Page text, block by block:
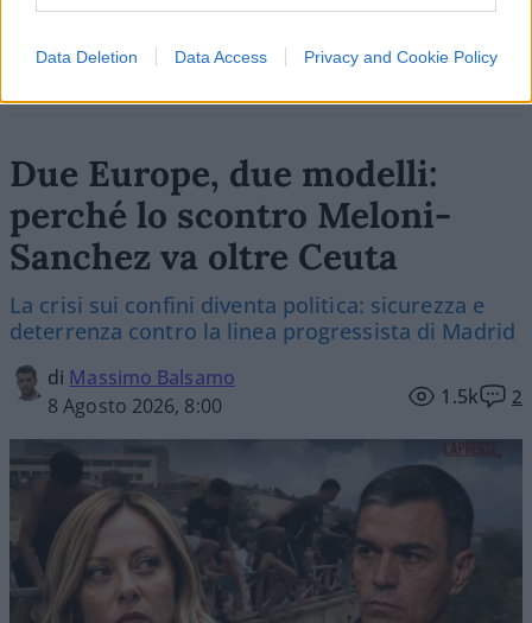
Data Deletion Data Access Privacy and Cookie Policy
Due Europe, due modelli:
perché lo scontro Meloni-
Sanchez va oltre Ceuta
La crisi sui confini diventa politica: sicurezza e
deterrenza contro la linea progressista di Madrid
di Massimo Balsamo
8 Agosto 2026, 8:00
1.5k 2